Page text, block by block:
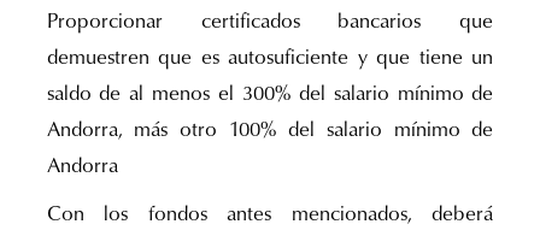
Proporcionar certificados bancarios que
demuestren que es autosuficiente y que tiene un
saldo de al menos el 300% del salario mínimo de
Andorra, más otro 100% del salario mínimo de
Andorra
Con los fondos antes mencionados, deberá